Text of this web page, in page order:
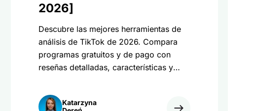
2026]
Descubre las mejores herramientas de
análisis de TikTok de 2026. Compara
programas gratuitos y de pago con
reseñas detalladas, características y
Katarzyna